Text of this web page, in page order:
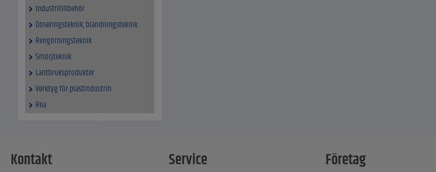
Industritillbehör
Doseringsteknik, blandningsteknik
Rengörningsteknik
Smörjteknik
Lantbruksprodukter
Verktyg för plastindustrin
Rea
Kontakt Service Företag